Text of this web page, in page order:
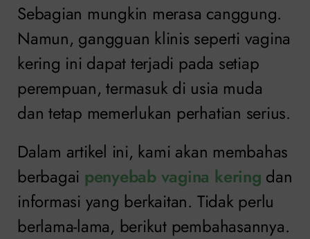
Sebagian mungkin merasa canggung.
Namun, gangguan klinis seperti vagina
kering ini dapat terjadi pada setiap
perempuan, termasuk di usia muda
dan tetap memerlukan perhatian serius.
Dalam artikel ini, kami akan membahas
berbagai penyebab vagina kering dan
informasi yang berkaitan. Tidak perlu
berlama-lama, berikut pembahasannya.